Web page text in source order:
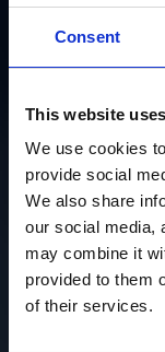
Consent
This website
We use cookies
provide social
We also share
our social media,
may combine it
provided to them
of their services.